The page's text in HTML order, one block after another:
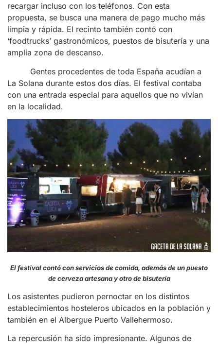
recargar incluso con los teléfonos. Con esta
propuesta, se busca una manera de pago mucho más
limpia y rápida. El recinto también contó con
‘foodtrucks’ gastronómicos, puestos de bisutería y una
amplia zona de descanso.
Gentes procedentes de toda España acudían a
La Solana durante estos dos días. El festival contaba
con una entrada especial para aquellos que no vivían
en la localidad.
El festival contó con servicios de comida, además de un puesto
de cerveza artesana y otro de bisutería
Los asistentes pudieron pernoctar en los distintos
establecimientos hosteleros ubicados en la población y
también en el Albergue Puerto Vallehermoso.
La repercusión ha sido impresionante. Algunos de